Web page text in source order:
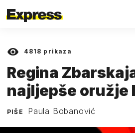
4818 prikaza
Regina
najljepše oružje
PIŠE Paula Bobanović